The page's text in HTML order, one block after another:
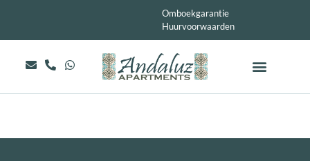
Omboekgarantie
Huurvoorwaarden